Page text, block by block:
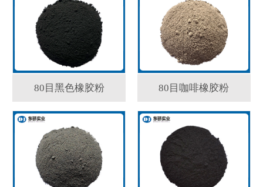
80目黑色橡胶粉 80目咖啡橡胶粉